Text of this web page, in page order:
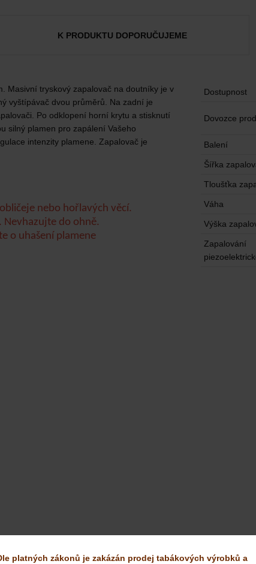
K PRODUKTU DOPORUČUJEME
Masivní tryskový zapalovač na doutníky je v
vyštípávač dvou průměrů. Na zadní je
Po odklopení horní krytu a stisknutí
silný plamen pro zapálení Vašeho
intenzity plamene. Zapalovač je
nebo hořlavých věcí.
Nevhazujte do ohně.
o uhašení plamene
Dostupnost
Dovozce
Balení
Šířka
Tloušťka
Váha
Výška
Zapalování
v těchto kategoriích:
platných zákonů je zakázán prodej tabákových výrobků a